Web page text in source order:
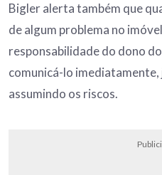
Bigler alerta também que
de algum problema no
responsabilidade do dono
comunicá-lo imediatamente,
assumindo os riscos.